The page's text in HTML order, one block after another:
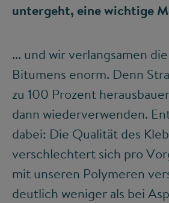
untergeht, eine wichtige
... und wir verlangsamen
Bitumens enorm. Denn
zu 100 Prozent
dann wiederverwenden.
dabei: Die Qualität des
verschlechtert sich pro
mit unseren Polymeren
deutlich weniger als bei